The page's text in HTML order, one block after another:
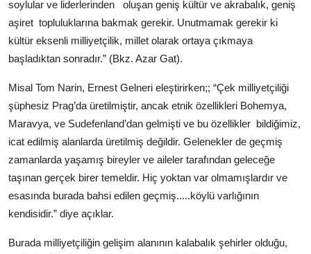
soylular ve liderlerinden
oluşan geniş kültür ve akrabalık, geniş
aşiret topluluklarına bakmak gerekir. Unutmamak gerekir ki
kültür eksenli milliyetçilik, millet olarak ortaya çıkmaya
başladıktan sonradır.” (Bkz. Azar Gat).
Misal Tom Narin, Ernest Gelneri eleştirirken;; “Çek milliyetçiliği
şüphesiz Prag’da üretilmiştir, ancak etnik özellikleri Bohemya,
Maravya, ve Sudefenland’dan gelmişti ve bu özellikler bildiğimiz,
icat edilmiş alanlarda üretilmiş değildir. Gelenekler de geçmiş
zamanlarda yaşamış bireyler ve aileler tarafından geleceğe
taşınan gerçek birer temeldir. Hiç yoktan var olmamışlardır ve
esasında burada bahsi edilen geçmiş.....köylü varlığının
kendisidir.” diye açıklar.
Burada milliyetçiliğin gelişim alanının kalabalık şehirler olduğu,